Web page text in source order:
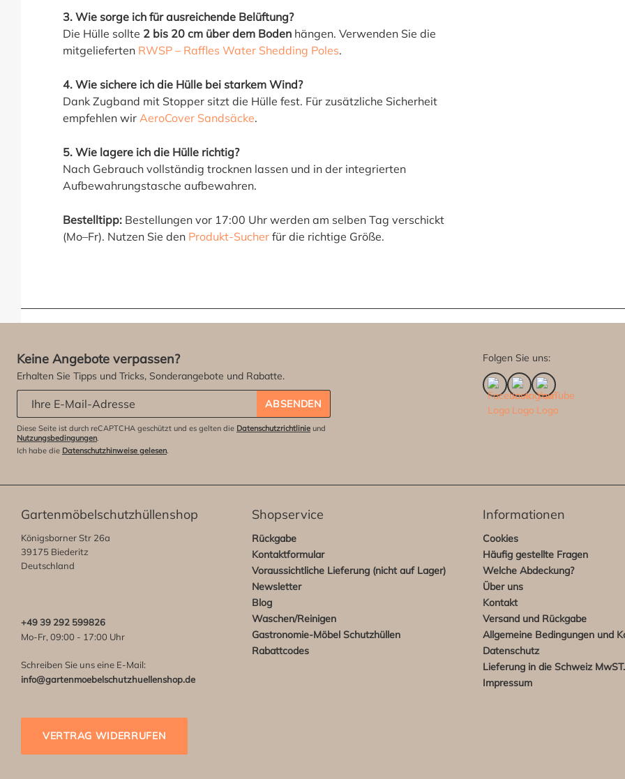
3. Wie sorge ich für ausreichende Belüftung?
Die Hülle sollte 2 bis 20 cm über dem Boden hängen. Verwenden Sie die
mitgelieferten RWSP – Raffles Water Shedding Poles.
4. Wie sichere ich die Hülle bei starkem Wind?
Dank Zugband mit Stopper sitzt die Hülle fest. Für zusätzliche Sicherheit
empfehlen wir AeroCover Sandsäcke.
5. Wie lagere ich die Hülle richtig?
Nach Gebrauch vollständig trocknen lassen und in der integrierten
Aufbewahrungstasche aufbewahren.
Bestelltipp: Bestellungen vor 17:00 Uhr werden am selben Tag verschickt
(Mo–Fr). Nutzen Sie den Produkt-Sucher für die richtige Größe.
Keine Angebote verpassen?
Erhalten Sie Tipps und Tricks, Sonderangebote und Rabatte.
ABSENDEN
Diese Seite ist durch reCAPTCHA geschützt und es gelten die Datenschutzrichtlinie und
Nutzungsbedingungen.
Ich habe die Datenschutzhinweise gelesen.
Folgen Sie uns:
Gartenmöbelschutzhüllenshop
Königsborner Str 26a
39175 Biederitz
Deutschland
+49 39 292 599826
Mo-Fr, 09:00 - 17:00 Uhr
Schreiben Sie uns eine E-Mail:
info@gartenmoebelschutzhuellenshop.de
VERTRAG WIDERRUFEN
Shopservice
Rückgabe
Kontaktformular
Voraussichtliche Lieferung (nicht auf Lager)
Newsletter
Blog
Waschen/Reinigen
Gastronomie-Möbel Schutzhüllen
Rabattcodes
Informationen
Cookies
Häufig gestellte Fragen
Welche Abdeckung?
Über uns
Kontakt
Versand und Rückgabe
Allgemeine Bedingungen und
Datenschutz
Lieferung in die Schweiz
Impressum